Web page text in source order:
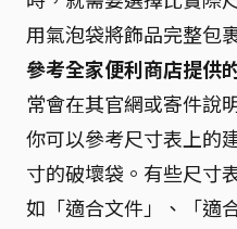
用氣泡袋將飾品完整包
參考全家便利商店提供
常會在其官網或寄件說
你可以參考尺寸表上的
寸的破壞袋。有些尺寸
如「適合文件」、「適